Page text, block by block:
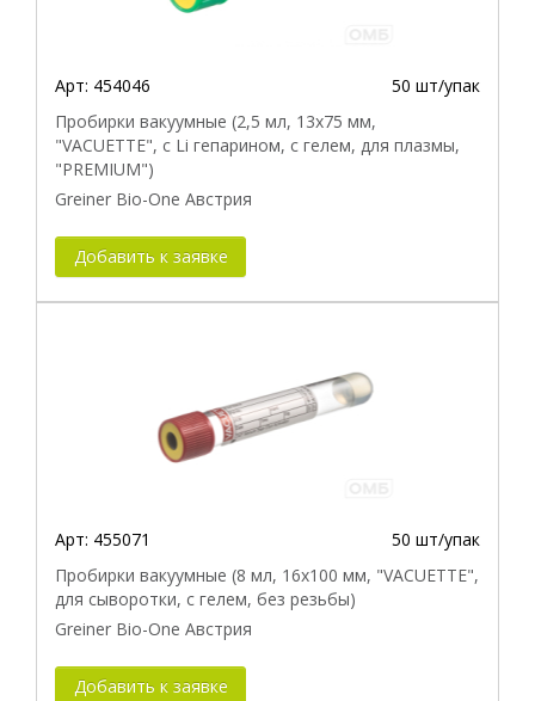
Арт: 454046
50 шт/упак
Пробирки вакуумные (2,5 мл, 13х75 мм,
"VACUETTE", с Li гепарином, с гелем, для плазмы,
"PREMIUM")
Greiner Bio-One Австрия
Добавить к заявке
Арт: 455071
50 шт/упак
Пробирки вакуумные (8 мл, 16х100 мм, "VACUETTE",
для сыворотки, с гелем, без резьбы)
Greiner Bio-One Австрия
Добавить к заявке